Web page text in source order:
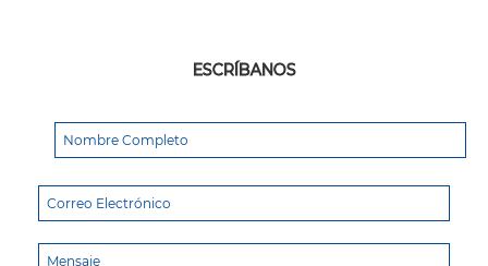
ESCRÍBANOS